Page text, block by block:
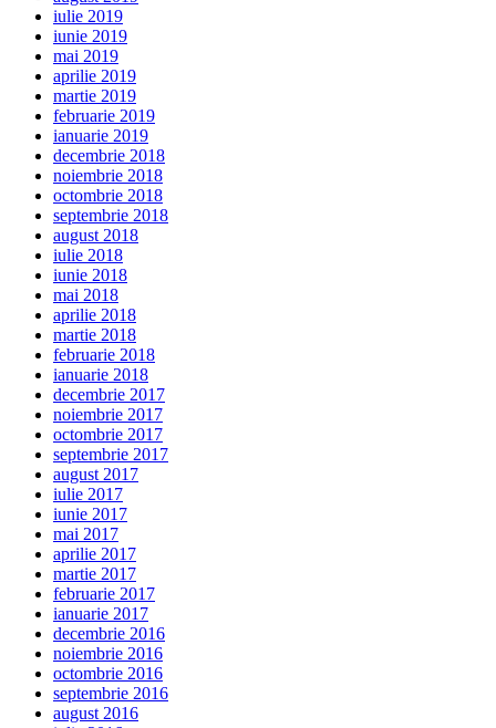
iulie 2019
iunie 2019
mai 2019
aprilie 2019
martie 2019
februarie 2019
ianuarie 2019
decembrie 2018
noiembrie 2018
octombrie 2018
septembrie 2018
august 2018
iulie 2018
iunie 2018
mai 2018
aprilie 2018
martie 2018
februarie 2018
ianuarie 2018
decembrie 2017
noiembrie 2017
octombrie 2017
septembrie 2017
august 2017
iulie 2017
iunie 2017
mai 2017
aprilie 2017
martie 2017
februarie 2017
ianuarie 2017
decembrie 2016
noiembrie 2016
octombrie 2016
septembrie 2016
august 2016